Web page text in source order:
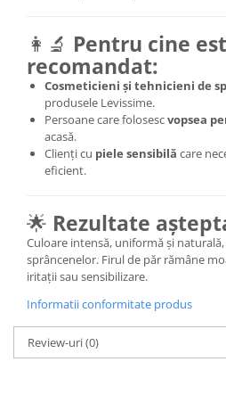
👩‍🔬 Pentru cine
recomandat:
Cosmeticieni și tehnicieni de
produsele Levissime.
Persoane care folosescvopsea
acasă.
Clienți cu piele sensibilă care
eficient.
🌟 Rezultate
Culoare intensă, uniformă și
sprâncenelor. Firul de păr rămâne
iritații sau sensibilizare.
Informatii conformitate produs
Review-uri(0)